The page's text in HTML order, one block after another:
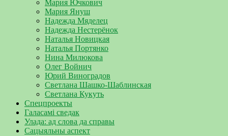
Мария Ючкович
Мария Януш
Надежда Мяделец
Надежда Нестерёнок
Наталья Новицкая
Наталья Портянко
Нина Милюкова
Олег Войнич
Юрий Виноградов
Светлана Шашко-Шаблинская
Светлана Кукуть
Спецпроекты
Галасамі сведак
Улада: ад слова да справы
Сацыяльны аспект